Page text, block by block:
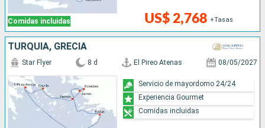
Comidas incluidas US$ 2,768 +Tasas
TURQUÍA, GRECIA
Star Flyer 8 d El Pireo Atenas 08/05/2027
Servicio de mayordomo 24/24
Experiencia Gourmet
Comidas incluidas